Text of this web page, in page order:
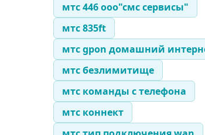
мтс 446 ооо"смс сервисы"
мтс 835ft
мтс gpon домашний
мтс безлимитище
мтс команды с телефона
мтс коннект